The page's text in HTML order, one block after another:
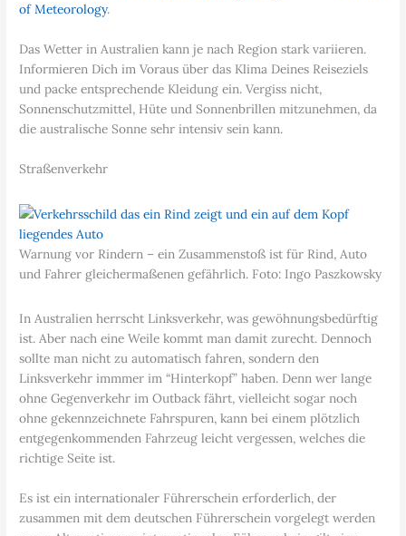
of Meteorology.
Das Wetter in Australien kann je nach Region stark variieren.
Informieren Dich im Voraus über das Klima Deines Reiseziels
und packe entsprechende Kleidung ein. Vergiss nicht,
Sonnenschutzmittel, Hüte und Sonnenbrillen mitzunehmen, da
die australische Sonne sehr intensiv sein kann.
Straßenverkehr
Warnung vor Rindern – ein Zusammenstoß ist für Rind, Auto
und Fahrer gleichermaßenen gefährlich. Foto: Ingo Paszkowsky
In Australien herrscht Linksverkehr, was gewöhnungsbedürftig
ist. Aber nach eine Weile kommt man damit zurecht. Dennoch
sollte man nicht zu automatisch fahren, sondern den
Linksverkehr immmer im “Hinterkopf” haben. Denn wer lange
ohne Gegenverkehr im Outback fährt, vielleicht sogar noch
ohne gekennzeichnete Fahrspuren, kann bei einem plötzlich
entgegenkommenden Fahrzeug leicht vergessen, welches die
richtige Seite ist.
Es ist ein internationaler Führerschein erforderlich, der
zusammen mit dem deutschen Führerschein vorgelegt werden